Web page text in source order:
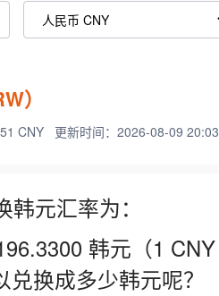
）
CNY 更新时间：2026-08-09
元汇率为：
韩元（1
换成多少韩元呢？